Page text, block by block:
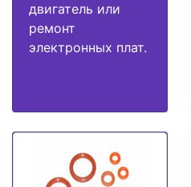
двигатель или
ремонт
электронных плат.